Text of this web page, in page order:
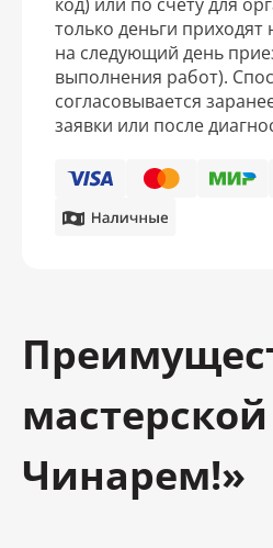
только деньги
на следующий день
выполнения работ).
согласовывается
заявки или после
Чинарем!»